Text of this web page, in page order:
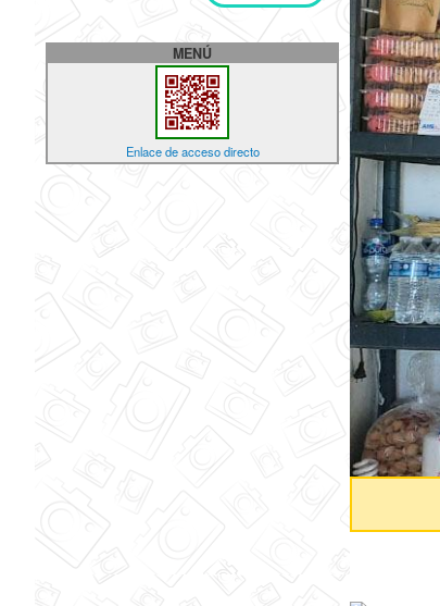
MENÚ
Enlace de acceso directo